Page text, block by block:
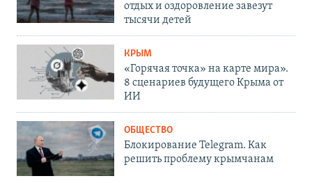
отдых и оздоровление завезут
тысячи детей
КРЫМ
«Горячая точка» на карте мира».
8 сценариев будущего Крыма от
ИИ
ОБЩЕСТВО
Блокирование Telegram. Как
решить проблему крымчанам